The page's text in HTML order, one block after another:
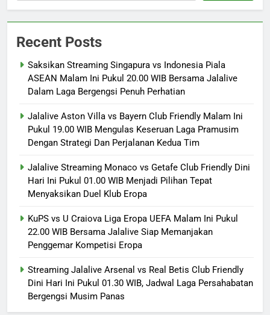
Recent Posts
Saksikan Streaming Singapura vs Indonesia Piala
ASEAN Malam Ini Pukul 20.00 WIB Bersama Jalalive
Dalam Laga Bergengsi Penuh Perhatian
Jalalive Aston Villa vs Bayern Club Friendly Malam Ini
Pukul 19.00 WIB Mengulas Keseruan Laga Pramusim
Dengan Strategi Dan Perjalanan Kedua Tim
Jalalive Streaming Monaco vs Getafe Club Friendly Dini
Hari Ini Pukul 01.00 WIB Menjadi Pilihan Tepat
Menyaksikan Duel Klub Eropa
KuPS vs U Craiova Liga Eropa UEFA Malam Ini Pukul
22.00 WIB Bersama Jalalive Siap Memanjakan
Penggemar Kompetisi Eropa
Streaming Jalalive Arsenal vs Real Betis Club Friendly
Dini Hari Ini Pukul 01.30 WIB, Jadwal Laga Persahabatan
Bergengsi Musim Panas